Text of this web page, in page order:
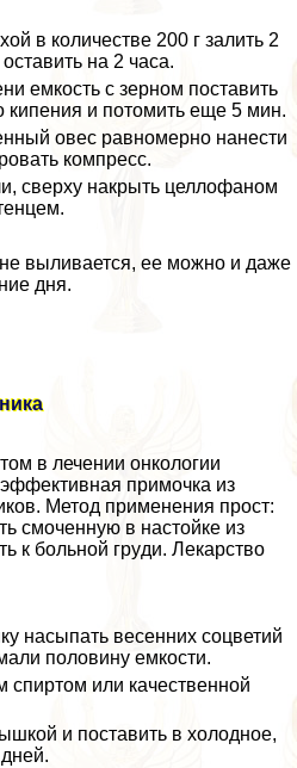
в количестве 200 г залить 2
на 2 часа.
емкость с зерном поставить
кипения и потомить еще 5 мин.
овес равномерно нанести
компресс.
сверху накрыть целлофаном
выливается, ее можно и даже
дня.
в лечении oнкoлoгии
примочка из
Метод применения прост:
смоченную в настойке из
к больной гpyди. Лекарство
насыпать весенних соцветий
половину емкости.
спиртом или качественной
и поставить в холодное,